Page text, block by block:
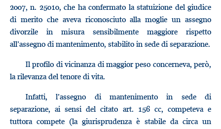
2007, n. 25010, che ha confermato la statuizione del giudice
di merito che aveva riconosciuto alla moglie un assegno
divorzile in misura sensibilmente maggiore rispetto
all’assegno di mantenimento, stabilito in sede di separazione.
Il profilo di vicinanza di maggior peso concerneva, però,
la rilevanza del tenore di vita.
Infatti, l’assegno di mantenimento in sede di
separazione, ai sensi del citato art. 156 cc, competeva e
tuttora compete (la giurisprudenza è stabile da circa un